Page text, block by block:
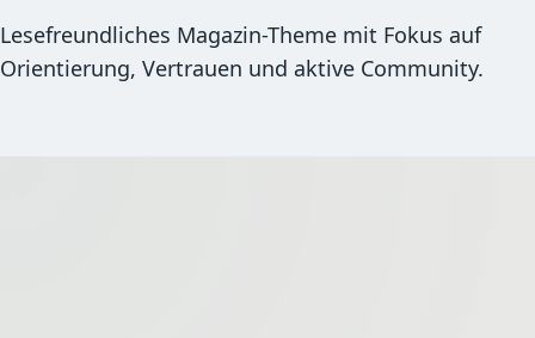
Lesefreundliches Magazin-Theme mit Fokus auf
Orientierung, Vertrauen und aktive Community.